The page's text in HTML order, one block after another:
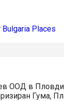
Bulgaria Places
ООД в
Гума,